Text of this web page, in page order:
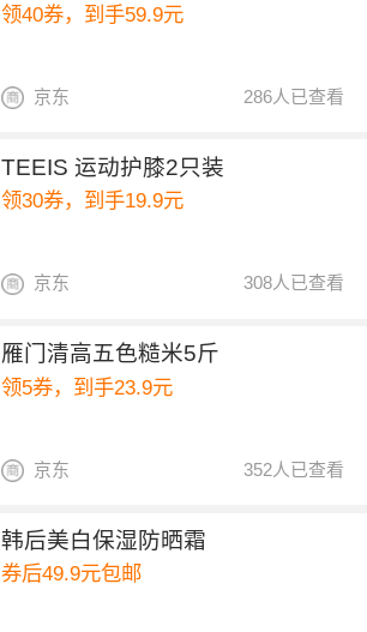
领40券，到手59.9元
286人已查看
京东
TEEIS 运动护膝2只装
领30券，到手19.9元
308人已查看
京东
雁门清高五色糙米5斤
领5券，到手23.9元
352人已查看
京东
韩后美白保湿防晒霜
券后49.9元包邮